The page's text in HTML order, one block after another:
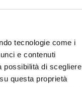
tecnologie come i
e contenuti
possibilità di scegliere
questa proprietà